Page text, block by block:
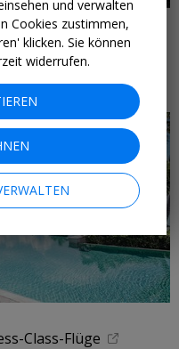
Kroatien
Class-Flüge
und verwalten
Cookies zustimmen,
klicken. Sie können
widerrufen.